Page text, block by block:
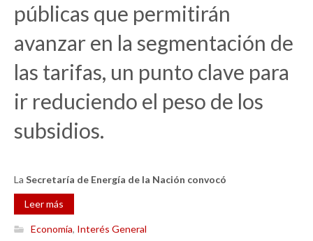
públicas que permitirán
avanzar en la segmentación de
las tarifas, un punto clave para
ir reduciendo el peso de los
subsidios.
La Secretaría de Energía de la Nación convocó
Leer más
Economía, Interés General